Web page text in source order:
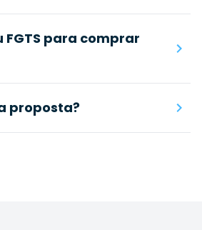
FGTS para comprar
proposta?